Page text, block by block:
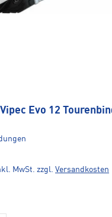
Vipec Evo 12
MwSt. zzgl. Versandkosten